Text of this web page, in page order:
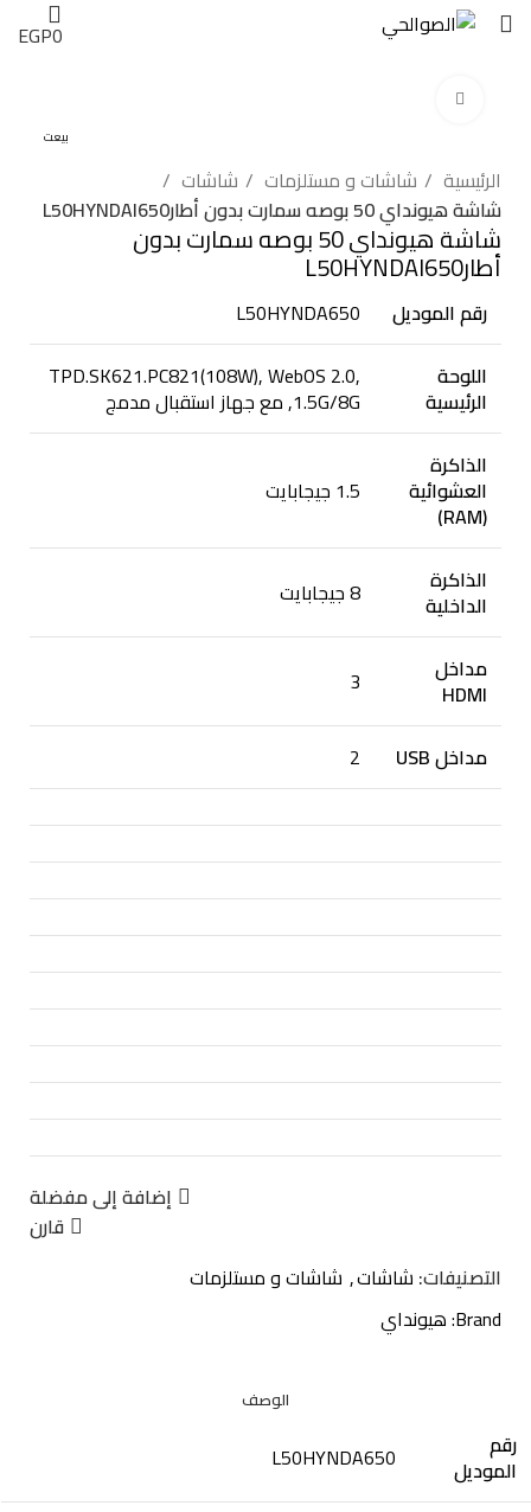
EGP0
بيعت
الرئيسية شاشات و مستلزمات
شاشات
شاشة هيونداي 50 بوصه سمارت بدون أطارL50HYNDAI650
شاشة هيونداي 50 بوصه سمارت بدون
أطارL50HYNDAI650
رقم الموديل
L50HYNDA650
اللوحة
الرئيسية
TPD.SK621.PC821(108W), WebOS 2.0,
1.5G/8G, مع جهاز استقبال مدمج
الذاكرة
العشوائية
(RAM)
1.5 جيجابايت
الذاكرة
الداخلية 8 جيجابايت
مداخل
HDMI
3
مداخل USB 2
إضافة إلى مفضلة
قارن
التصنيفات: شاشات, شاشات و مستلزمات
Brand: هيونداي
الوصف
رقم
الموديل L50HYNDA650